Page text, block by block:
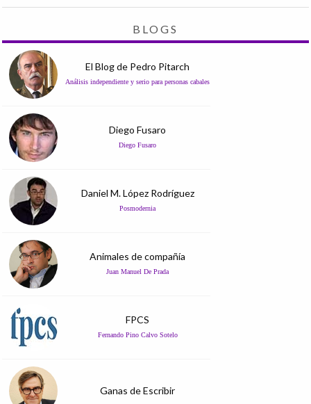
BLOGS
El Blog de Pedro Pitarch
Análisis independiente y serio para personas cabales
Diego Fusaro
Diego Fusaro
Daniel M. López Rodríguez
Posmodernia
Animales de compañía
Juan Manuel De Prada
FPCS
Fernando Pino Calvo Sotelo
Ganas de Escribir